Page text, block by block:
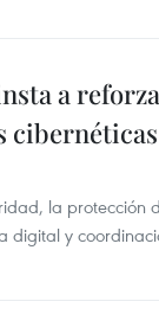
a
cibernéticas
la protección
digital y